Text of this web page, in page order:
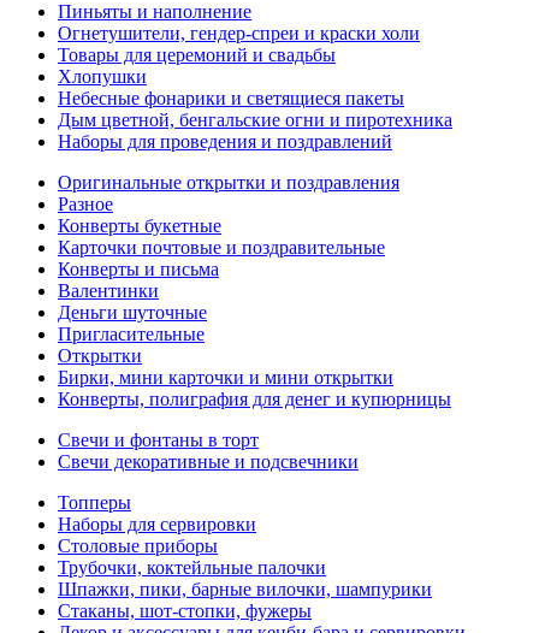
Пиньяты и наполнение
Огнетушители, гендер-спреи и краски холи
Товары для церемоний и свадьбы
Хлопушки
Небесные фонарики и светящиеся пакеты
Дым цветной, бенгальские огни и пиротехника
Наборы для проведения и поздравлений
Оригинальные открытки и поздравления
Разное
Конверты букетные
Карточки почтовые и поздравительные
Конверты и письма
Валентинки
Деньги шуточные
Пригласительные
Открытки
Бирки, мини карточки и мини открытки
Конверты, полиграфия для денег и купюрницы
Свечи и фонтаны в торт
Свечи декоративные и подсвечники
Топперы
Наборы для сервировки
Столовые приборы
Трубочки, коктейльные палочки
Шпажки, пики, барные вилочки, шампурики
Стаканы, шот-стопки, фужеры